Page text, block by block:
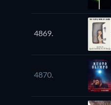
4869.
4870.